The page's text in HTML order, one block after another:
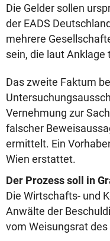
Die Gelder sollen
der EADS
mehrere
sein, die laut
Das zweite Faktum
Vernehmung zur
falscher
ermittelt. Ein
Wien erstattet.
Der Prozess soll in
Die Wirtschafts- und
Anwälte der
vom Weisungsrat